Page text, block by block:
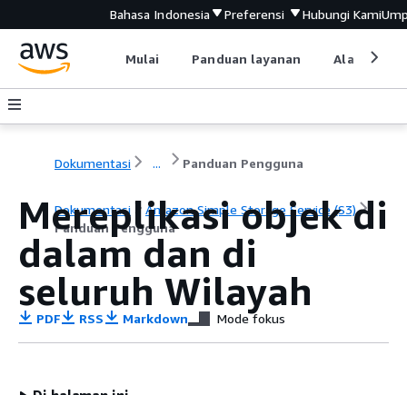
Bahasa Indonesia Preferensi Hubungi Kami
Mulai Panduan layanan Alat
Dokumentasi ... Panduan Pengguna
Dokumentasi
Amazon Simple Storage Service (S3)
Panduan Pengguna
Mereplikasi objek di
dalam dan di
seluruh Wilayah
PDF RSS Markdown Mode fokus